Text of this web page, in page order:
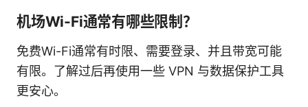
机场Wi-Fi通常有哪些限制？
免费Wi-Fi通常有时限、需要登录、并且带宽可能
有限。了解过后再使用一些 VPN 与数据保护工具
更安心。